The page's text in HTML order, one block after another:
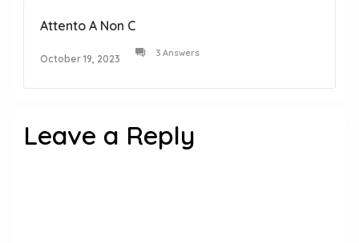
Attento A Non C
October 19, 2023 3 Answers
Leave a Reply